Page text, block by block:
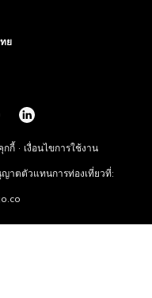
าตตัวแทนการท่องเที่ยวที่:
กกี้ เงื่อนไขการใช้งาน
ย